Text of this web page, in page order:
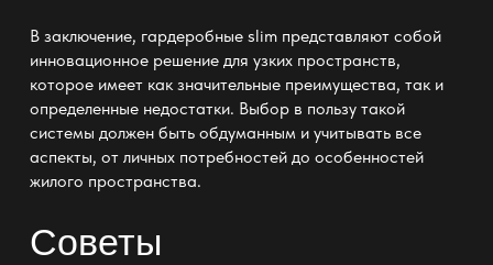
В заключение, гардеробные slimпредставляют собой
инновационное решение для узких пространств,
которое имеет как значительные преимущества, так и
определенные недостатки. Выбор в пользу такой
системы должен быть обдуманным и учитывать все
аспекты, от личных потребностей до особенностей
жилого пространства.
Советы